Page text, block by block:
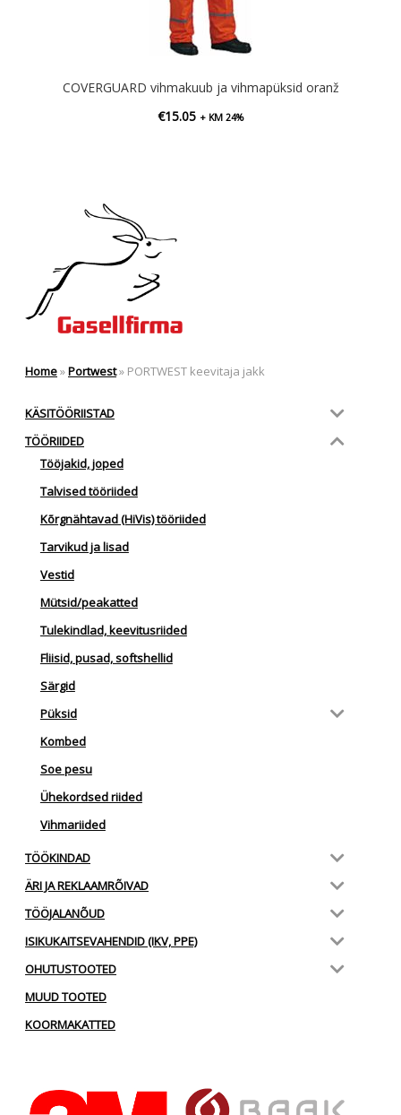
COVERGUARD vihmakuub ja vihmapüksid oranž
€15.05 + KM 24%
Home»Portwest» PORTWEST keevitaja jakk
KÄSITÖÖRIISTAD
TÖÖRIIDED
Tööjakid, joped
Talvised tööriided
Kõrgnähtavad (HiVis) tööriided
Tarvikud ja lisad
Vestid
Mütsid/peakatted
Tulekindlad, keevitusriided
Fliisid, pusad, softshellid
Särgid
Püksid
Kombed
Soe pesu
Ühekordsed riided
Vihmariided
TÖÖKINDAD
ÄRI JA REKLAAMRÕIVAD
TÖÖJALANÕUD
ISIKUKAITSEVAHENDID (IKV, PPE)
OHUTUSTOOTED
MUUD TOOTED
KOORMAKATTED